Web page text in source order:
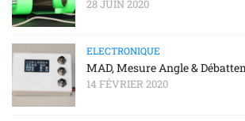
28 JUIN 2020
ELECTRONIQUE
MAD, Mesure Angle &
14 FÉVRIER 2020